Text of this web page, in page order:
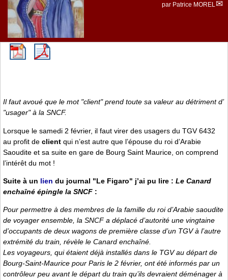
par Patrice MOREL
Il faut avoué que le mot "client" prend toute sa valeur au détriment d’
"usager" à la SNCF.
Lorsque le samedi 2 février, il faut virer des usagers du TGV 6432
au profit de client qui n’est autre que l’épouse du roi d’Arabie
Saoudite et sa suite en gare de Bourg Saint Maurice, on comprend
l’intérêt du mot !
Suite à un lien du journal "Le Figaro" j’ai pu lire : Le Canard
enchaîné épingle la SNCF :
Pour permettre à des membres de la famille du roi d’Arabie saoudite
de voyager ensemble, la SNCF a déplacé d’autorité une vingtaine
d’occupants de deux wagons de première classe d’un TGV à l’autre
extrémité du train, révèle le Canard enchaîné.
Les voyageurs, qui étaient déjà installés dans le TGV au départ de
Bourg-Saint-Maurice pour Paris le 2 février, ont été informés par un
contrôleur peu avant le départ du train qu’ils devraient déménager à